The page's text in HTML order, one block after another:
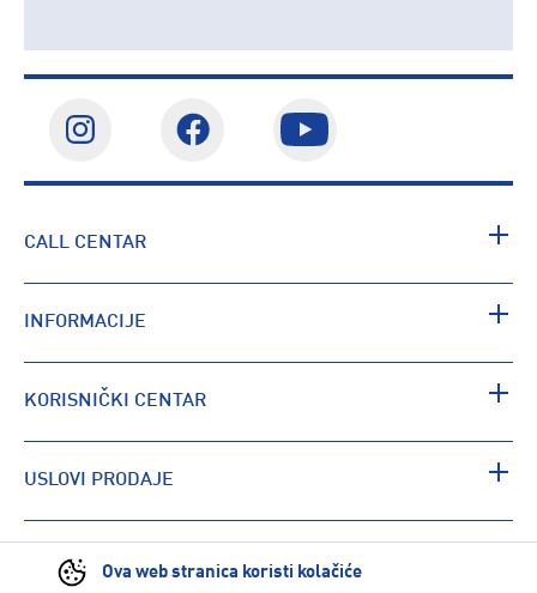
Ova web stranica koristi kolačiće
CALL CENTAR
INFORMACIJE
KORISNIČKI CENTAR
USLOVI PRODAJE
PRONAĐI RADNJU